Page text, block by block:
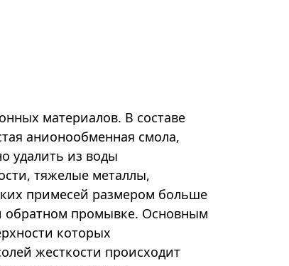
материалов. В составе
анионообменная смола,
удалить из воды
тяжелые металлы,
примесей размером больше
обратном промывке. Основным
которых
жесткости происходит